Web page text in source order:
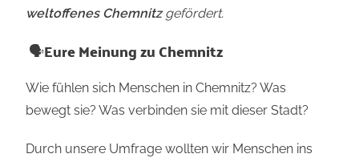
weltoffenes Chemnitzgefördert.
🗣️Eure Meinung zu Chemnitz
Wie fühlen sich Menschen in Chemnitz? Was
bewegt sie? Was verbinden sie mit dieser Stadt?
Durch unsere Umfrage wollten wir Menschen ins
dem